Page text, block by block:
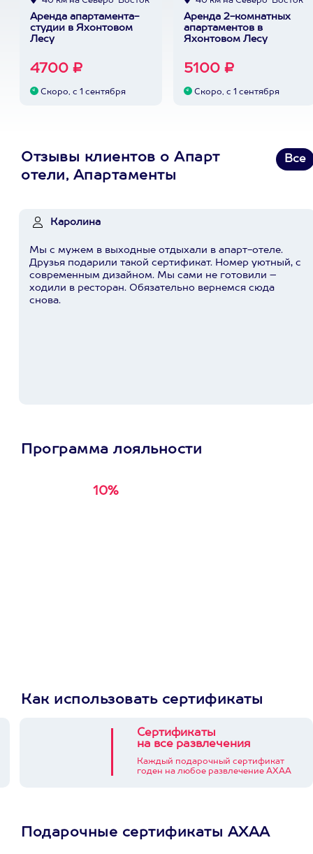
Аренда апартамента-
студии в Яхонтовом
Лесу
4700 ₽
Скоро, с 1 сентября
Аренда 2-комнатных
апартаментов в
Яхонтовом Лесу
5100 ₽
Скоро, с 1 сентября
Отзывы клиентов о Апарт
отели, Апартаменты
Все
Каролина
Мы с мужем в выходные отдыхали в апарт-отеле.
Друзья подарили такой сертификат. Номер уютный, с
современным дизайном. Мы сами не готовили –
ходили в ресторан. Обязательно вернемся сюда
снова.
Программа лояльности
10%
Как использовать сертификаты
Сертификаты
на все развлечения
Каждый подарочный сертификат
годен на любое развлечение АХАА
Подарочные сертификаты АХАА